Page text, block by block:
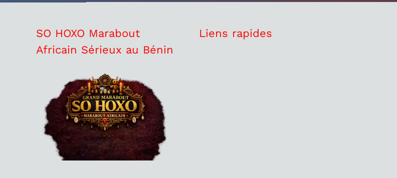
SO HOXO Marabout
Africain Sérieux au Bénin
Liens rapides